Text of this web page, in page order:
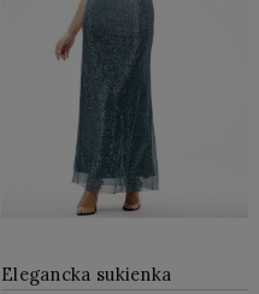
Elegancka sukienka